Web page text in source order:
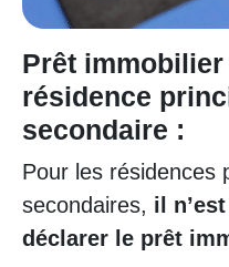
Prêt
résidence
secondaire :
Pour les résidences
secondaires, il
déclarer le prêt